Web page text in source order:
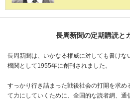
長周新聞の定期購読と
長周新聞は、いかなる権威に対しても書けな
機関として1955年に創刊されました。
すっかり行き詰まった戦後社会の打開を求め
て力にしていくために、全国的な読者網、通